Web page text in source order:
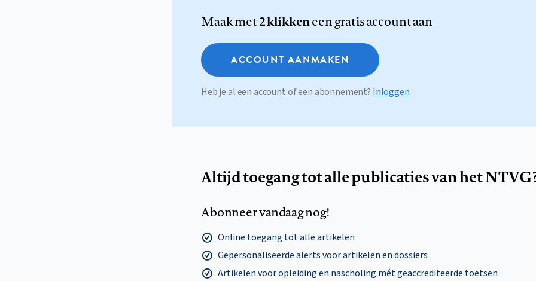
Maak met2 klikkeneen gratis account aan
ACCOUNT AANMAKEN
Heb je al een account of een abonnement? Inloggen
Altijd toegang tot alle publicaties van het
Abonneer vandaag nog!
Online toegang tot alle artikelen
Gepersonaliseerde alerts voor artikelen en dossiers
Artikelen voor opleiding en nascholing mét geaccrediteerde toetsen